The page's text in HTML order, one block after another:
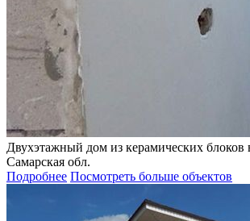
Двухэтажный дом из керамических блоков
Самарская обл.
Подробнее Посмотреть больше объектов